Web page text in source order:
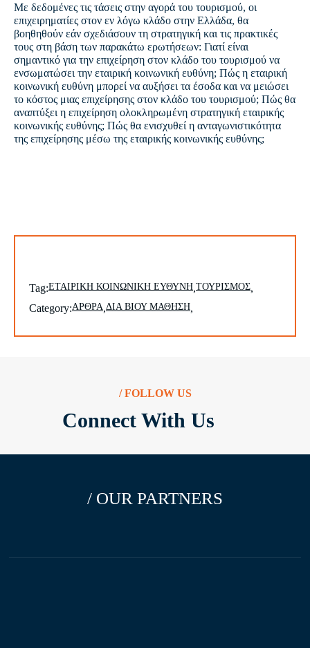
Με δεδομένες τις τάσεις στην αγορά του τουρισμού, οι
επιχειρηματίες στον εν λόγω κλάδο στην Ελλάδα, θα
βοηθηθούν εάν σχεδιάσουν τη στρατηγική και τις πρακτικές
τους στη βάση των παρακάτω ερωτήσεων: Γιατί είναι
σημαντικό για την επιχείρηση στον κλάδο του τουρισμού να
ενσωματώσει την εταιρική κοινωνική ευθύνη; Πώς η εταιρική
κοινωνική ευθύνη μπορεί να αυξήσει τα έσοδα και να μειώσει
το κόστος μιας επιχείρησης στον κλάδο του τουρισμού; Πώς θα
αναπτύξει η επιχείρηση ολοκληρωμένη στρατηγική εταιρικής
κοινωνικής ευθύνης; Πώς θα ενισχυθεί η ανταγωνιστικότητα
της επιχείρησης μέσω της εταιρικής κοινωνικής ευθύνης;
Tag:ΕΤΑΙΡΙΚΗ ΚΟΙΝΩΝΙΚΗ ΕΥΘΥΝΗ,ΤΟΥΡΙΣΜΟΣ,
Category:ΑΡΘΡΑ,ΔΙΑ ΒΙΟΥ ΜΑΘΗΣΗ,
/ FOLLOW US
Connect With Us
/ OUR PARTNERS